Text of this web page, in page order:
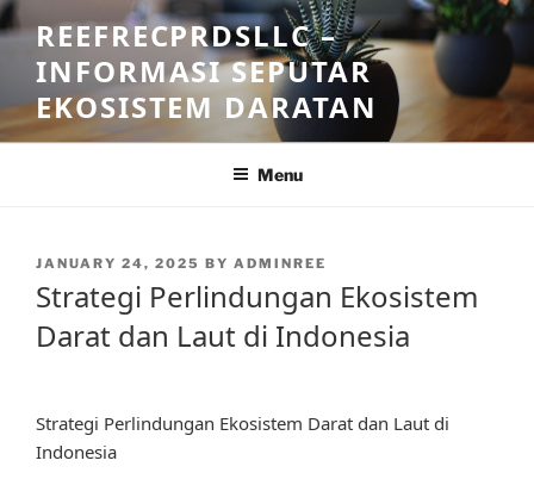
Skip
to
content
REEFRECPRDSLLC –
INFORMASI SEPUTAR
EKOSISTEM DARATAN
Menu
POSTED
JANUARY 24, 2025 BY ADMINREE
Strategi Perlindungan Ekosistem
Darat dan Laut di Indonesia
Strategi Perlindungan Ekosistem Darat dan Laut di
Indonesia